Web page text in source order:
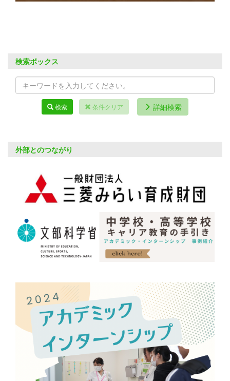
検索ボックス
検索 条件クリア 詳細検索
外部とのつながり